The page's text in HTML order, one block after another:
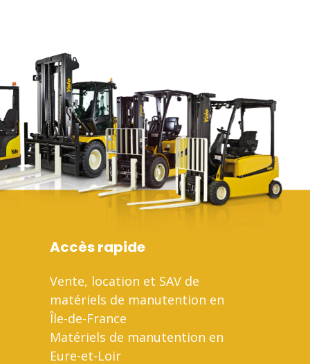
Accès rapide
Vente, location et SAV de
matériels de manutention en
Île-de-France
Matériels de manutention en
Eure-et-Loir